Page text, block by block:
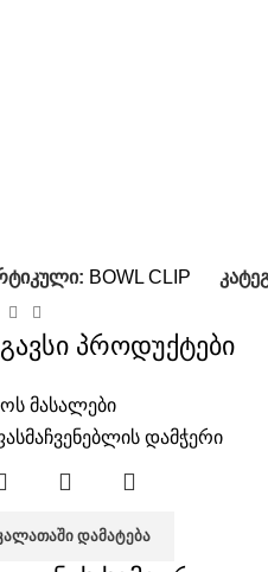
BOWL CLIP
პროდუქტები
ᲓᲐᲛᲐᲢᲔᲑᲐ